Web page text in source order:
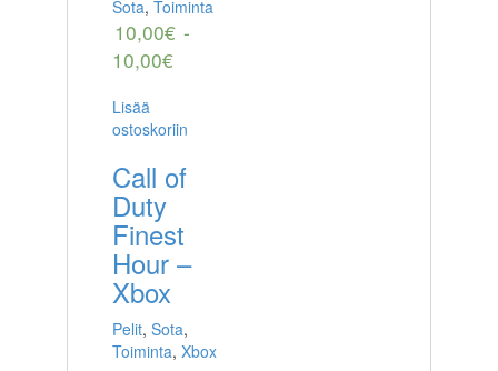
Sota, Toiminta
10,00€ -
10,00€
Lisää
ostoskoriin
Call of
Duty
Finest
Hour –
Xbox
Pelit, Sota,
Toiminta, Xbox